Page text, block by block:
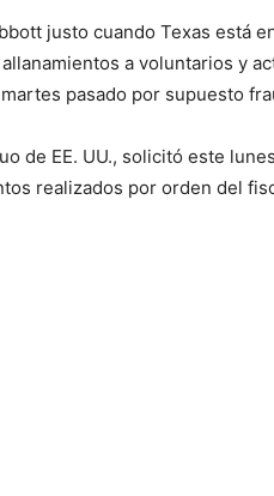
justo cuando Texas está
a voluntarios y
pasado por supuesto
de EE. UU., solicitó este
realizados por orden del